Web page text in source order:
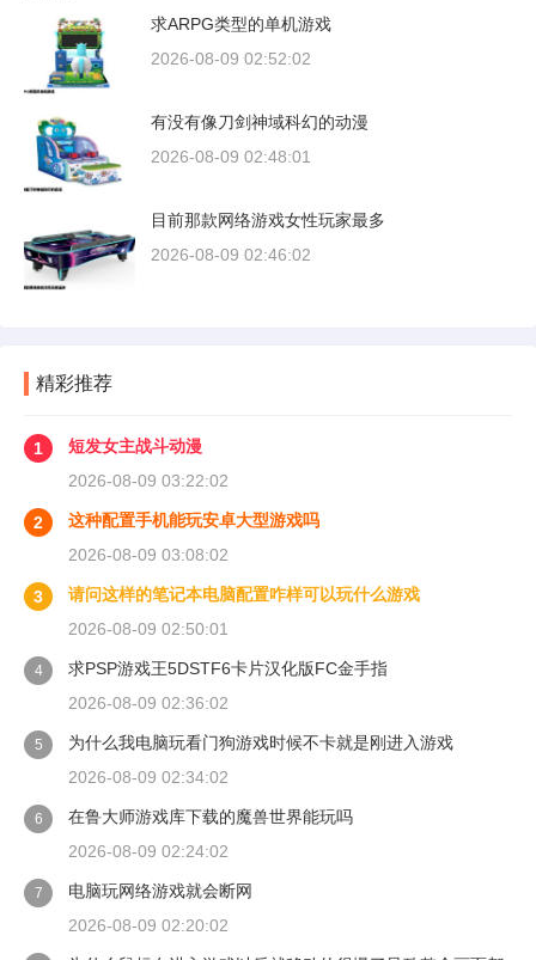
求ARPG类型的单机游戏
2026-08-09 02:52:02
有没有像刀剑神域科幻的动漫
2026-08-09 02:48:01
目前那款网络游戏女性玩家最多
2026-08-09 02:46:02
精彩推荐
1
短发女主战斗动漫
2026-08-09 03:22:02
2
这种配置手机能玩安卓大型游戏吗
2026-08-09 03:08:02
3
请问这样的笔记本电脑配置咋样可以玩什么游戏
2026-08-09 02:50:01
4
求PSP游戏王5DSTF6卡片汉化版FC金手指
2026-08-09 02:36:02
5
为什么我电脑玩看门狗游戏时候不卡就是刚进入游戏
2026-08-09 02:34:02
6
在鲁大师游戏库下载的魔兽世界能玩吗
2026-08-09 02:24:02
7
电脑玩网络游戏就会断网
2026-08-09 02:20:02